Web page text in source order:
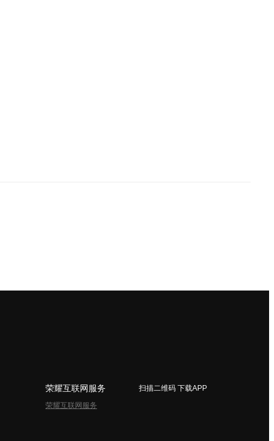
荣耀互联网服务
荣耀互联网服务
扫描二维码 下载APP